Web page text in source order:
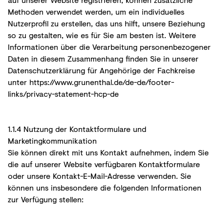
Methoden verwendet werden, um ein individuelles
Nutzerprofil zu erstellen, das uns hilft, unsere Beziehung
so zu gestalten, wie es für Sie am besten ist. Weitere
Informationen über die Verarbeitung personenbezogener
Daten in diesem Zusammenhang finden Sie in unserer
Datenschutzerklärung für Angehörige der Fachkreise
unter https://www.grunenthal.de/de-de/footer-
links/privacy-statement-hcp-de
1.1.4 Nutzung der Kontaktformulare und
Marketingkommunikation
Sie können direkt mit uns Kontakt aufnehmen, indem Sie
die auf unserer Website verfügbaren Kontaktformulare
oder unsere Kontakt-E-Mail-Adresse verwenden. Sie
können uns insbesondere die folgenden Informationen
zur Verfügung stellen: